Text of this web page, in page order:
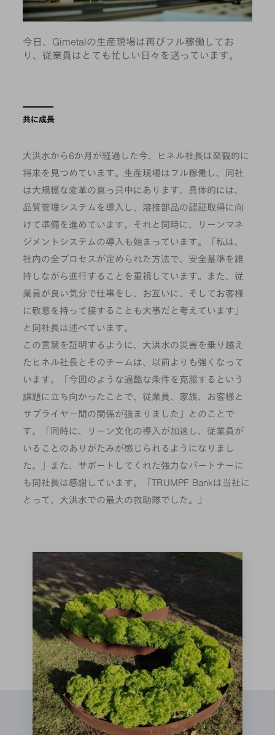
今日、Gimetalの生産現場は再びフル稼働してお
り、従業員はとても忙しい日々を送っています。
共に成長
大洪水から6か月が経過した今、ヒネル社長は楽観的に
将来を見つめています。生産現場はフル稼働し、同社
は大規模な変革の真っ只中にあります。具体的には、
品質管理システムを導入し、溶接部品の認証取得に向
けて準備を進めています。それと同時に、リーンマネ
ジメントシステムの導入も始まっています。「私は、
社内の全プロセスが定められた方法で、安全基準を維
持しながら進行することを重視しています。また、従
業員が良い気分で仕事をし、お互いに、そしてお客様
に敬意を持って接することも大事だと考えています」
と同社長は述べています。
この言葉を証明するように、大洪水の災害を乗り越え
たヒネル社長とそのチームは、以前よりも強くなって
います。「今回のような過酷な条件を克服するという
課題に立ち向かったことで、従業員、家族、お客様と
サプライヤー間の関係が強まりました」とのことで
す。「同時に、リーン文化の導入が加速し、従業員が
いることのありがたみが感じられるようになりまし
た。」また、サポートしてくれた強力なパートナーに
も同社長は感謝しています。「TRUMPF Bankは当社に
とって、大洪水での最大の救助隊でした。」